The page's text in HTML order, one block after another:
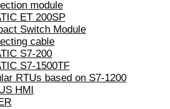
module
ET 200SP
Switch Module
cable
S7-200
S7-1500TF
RTUs based on S7-1200
HMI